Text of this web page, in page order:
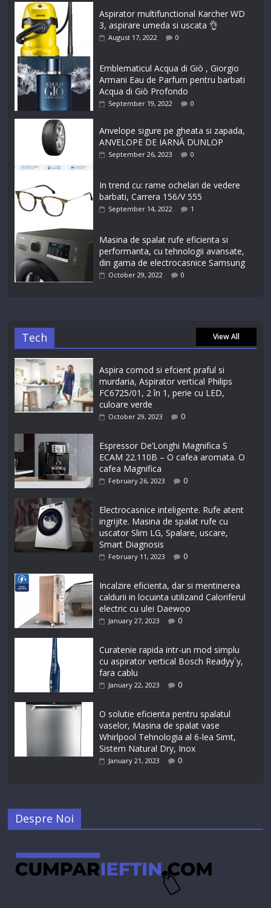
Aspirator multifunctional Karcher WD
3, aspirare umeda si uscata 👌
August 17, 2022 0
Emblematicul Acqua di Giò , Giorgio
Armani Eau de Parfum pentru barbati
Acqua di Giò Profondo
September 19, 2022 0
Anvelope sigure pe gheata si zapada,
ANVELOPE DE IARNĂ DUNLOP
September 26, 2023 0
In trend cu: rame ochelari de vedere
barbati, Carrera 156/V 555
September 14, 2022 1
Masina de spalat rufe eficienta si
performanta, cu tehnologii avansate,
din gama de electrocasnice Samsung
October 29, 2022 0
Tech View All
Aspira comod si efcient praful si
murdaria, Aspirator vertical Philips
FC6725/01, 2 în 1, perie cu LED,
culoare verde
October 29, 2023 0
Espressor De’Longhi Magnifica S
ECAM 22.110B – O cafea aromata. O
cafea Magnifica
February 26, 2023 0
Electrocasnice inteligente. Rufe atent
ingrijite. Masina de spalat rufe cu
uscator Slim LG, Spalare, uscare,
Smart Diagnosis
February 11, 2023 0
Incalzire eficienta, dar si mentinerea
caldurii in locuinta utilizand Caloriferul
electric cu ulei Daewoo
January 27, 2023 0
Curatenie rapida intr-un mod simplu
cu aspirator vertical Bosch Readyy`y,
fara cablu
January 22, 2023 0
O solutie eficienta pentru spalatul
vaselor, Masina de spalat vase
Whirlpool Tehnologia al 6-lea Simt,
Sistem Natural Dry, Inox
January 21, 2023 0
Despre Noi